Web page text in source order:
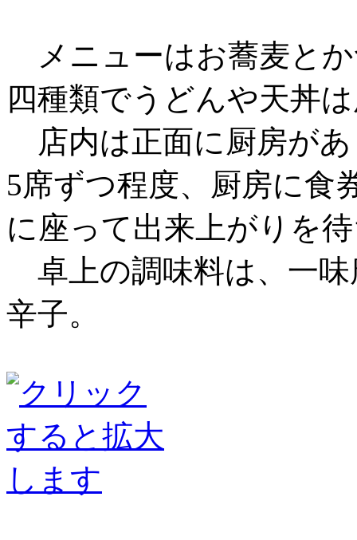
メニューはお蕎麦と
四種類でうどんや天丼
店内は正面に厨房が
5席ずつ程度、厨房に食
に座って出来上がりを
卓上の調味料は、一味
辛子。